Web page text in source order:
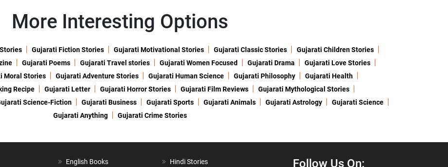
More Interesting Options
Gujarati Fiction Stories Gujarati Motivational Stories Gujarati Classic Stories
Gujarati Children Stories
Gujarati Poems Gujarati Travel stories Gujarati Women Focused Gujarati Drama
Gujarati Love Stories
Moral Stories Gujarati Adventure Stories Gujarati Human Science Gujarati Philosophy
Gujarati Health
Recipe Gujarati Letter Gujarati Horror Stories Gujarati Film Reviews
Gujarati Mythological Stories
Science-Fiction Gujarati Business Gujarati Sports Gujarati Animals Gujarati Astrology
Gujarati Science
Gujarati Anything
Gujarati Crime Stories
English Books
Hindi Stories
Follow Us On: